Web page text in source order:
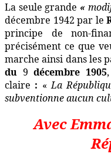
La seule grande «
décembre 1942 par le
principe de non-
précisément ce que
marche ainsi dans les
du 9décembre 1905
claire : « La
subventionne aucun
Avec